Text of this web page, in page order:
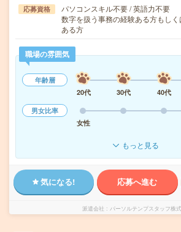
応募資格
パソコンスキル不要 / 英語力不要
数字を扱う事務の経験ある方もし
ある方
職場の雰囲気
年齢層
20代
30代 40代
男女比率
女性
もっと見る
気になる! 応募へ進む
派遣会社 パーソルテンプスタッフ株